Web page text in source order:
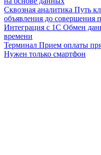
Сквозная аналитика Путь
объявления до совершения
Интеграция с 1С Обмен
времени
Терминал Прием оплаты
Нужен только смартфон